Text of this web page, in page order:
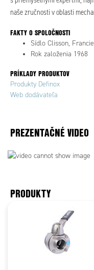
naše zručnosti v oblasti
FAKTY O SPOLOČNOSTI
Sídlo Clisson, Francie
Rok založenia 1968
PRÍKLADY PRODUKTOV
Produkty Definox
Web dodávateľa
PREZENTAČNÉ VIDEO
PRODUKTY